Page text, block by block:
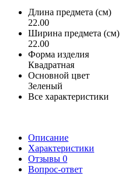
Длина предмета (см)
22.00
Ширина предмета (см)
22.00
Форма изделия
Квадратная
Основной цвет
Зеленый
Все характеристики
Описание
Характеристики
Отзывы 0
Вопрос-ответ